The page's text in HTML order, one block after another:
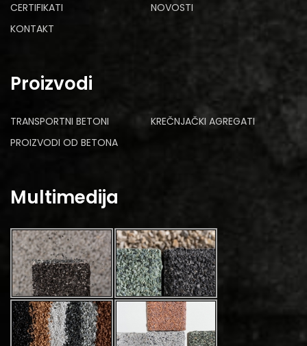
CERTIFIKATI
NOVOSTI
KONTAKT
Proizvodi
TRANSPORTNI BETONI
KREČNJAČKI AGREGATI
PROIZVODI OD BETONA
Multimedija